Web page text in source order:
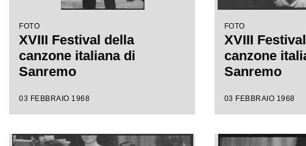
FOTO
XVIII Festival della
canzone italiana di
Sanremo
03 FEBBRAIO 1968
FOTO
XVIII
canzone
Sanremo
03 FEBBRAIO 1968